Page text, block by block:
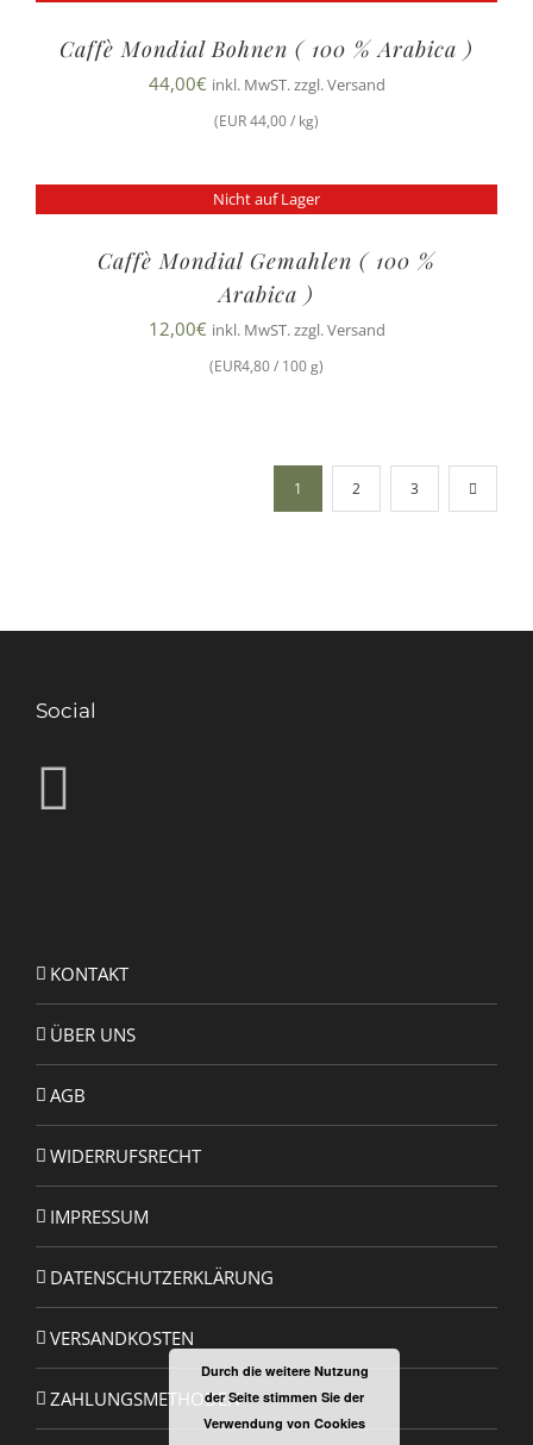
Caffè Mondial Bohnen ( 100 % Arabica )
44,00€ inkl. MwST. zzgl. Versand
(EUR 44,00 / kg)
Nicht auf Lager
Caffè Mondial Gemahlen ( 100 %
Arabica )
12,00€ inkl. MwST. zzgl. Versand
(EUR4,80 / 100 g)
1 2 3
Social
KONTAKT
ÜBER UNS
AGB
WIDERRUFSRECHT
IMPRESSUM
DATENSCHUTZERKLÄRUNG
VERSANDKOSTEN
ZAHLUNGSMETHODEN
Durch die weitere Nutzung
der Seite stimmen Sie der
Verwendung von Cookies